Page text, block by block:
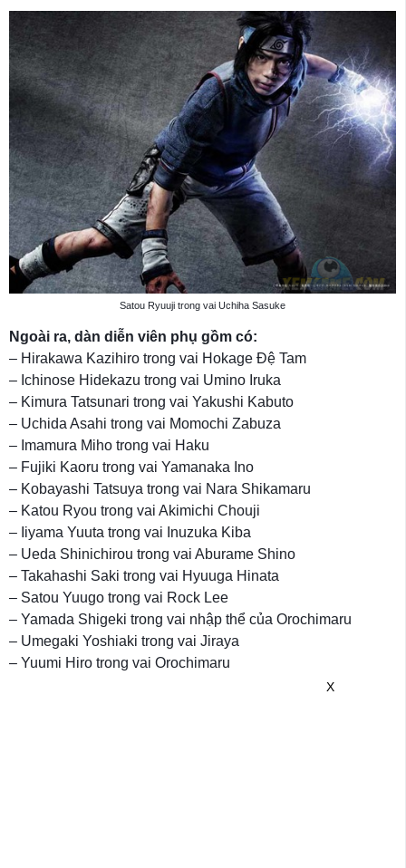
Satou Ryuuji trong vai Uchiha Sasuke
Ngoài ra, dàn diễn viên phụ gồm có:
– Hirakawa Kazihiro trong vai Hokage Đệ Tam
– Ichinose Hidekazu trong vai Umino Iruka
– Kimura Tatsunari trong vai Yakushi Kabuto
– Uchida Asahi trong vai Momochi Zabuza
– Imamura Miho trong vai Haku
– Fujiki Kaoru trong vai Yamanaka Ino
– Kobayashi Tatsuya trong vai Nara Shikamaru
– Katou Ryou trong vai Akimichi Chouji
– Iiyama Yuuta trong vai Inuzuka Kiba
– Ueda Shinichirou trong vai Aburame Shino
– Takahashi Saki trong vai Hyuuga Hinata
– Satou Yuugo trong vai Rock Lee
– Yamada Shigeki trong vai nhập thể của Orochimaru
– Umegaki Yoshiaki trong vai Jiraya
– Yuumi Hiro trong vai Orochimaru
X